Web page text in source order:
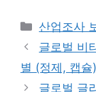
산업조사
글로벌 비
별 (정제, 캡슐)
글로벌 글